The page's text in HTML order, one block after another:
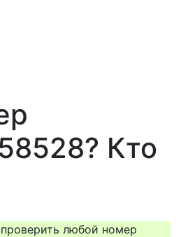
Кто
любой номер